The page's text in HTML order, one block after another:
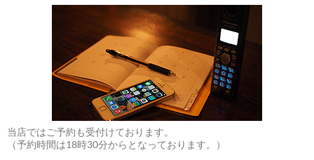
当店ではご予約も受付けております。
（予約時間は18時30分からとなっております。）